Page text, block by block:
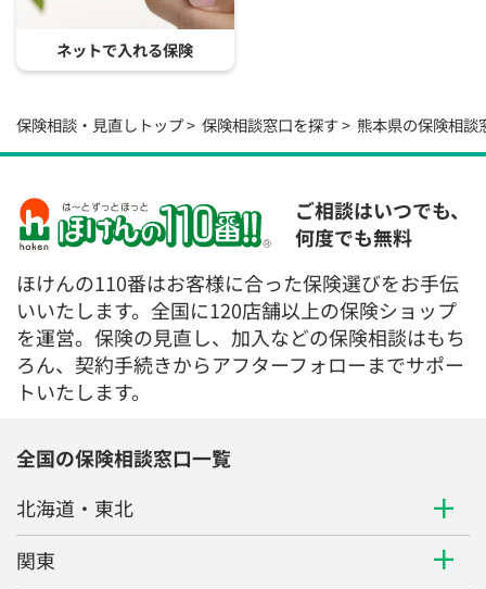
ネットで入れる保険
保険相談・見直しトップ 保険相談窓口を探す 熊本県の保険相談
ご相談はいつでも、
何度でも無料
ほけんの110番はお客様に合った保険選びをお手伝
いいたします。全国に120店舗以上の保険ショップ
を運営。保険の見直し、加入などの保険相談はもち
ろん、契約手続きからアフターフォローまでサポー
トいたします。
全国の保険相談窓口一覧
北海道・東北
関東